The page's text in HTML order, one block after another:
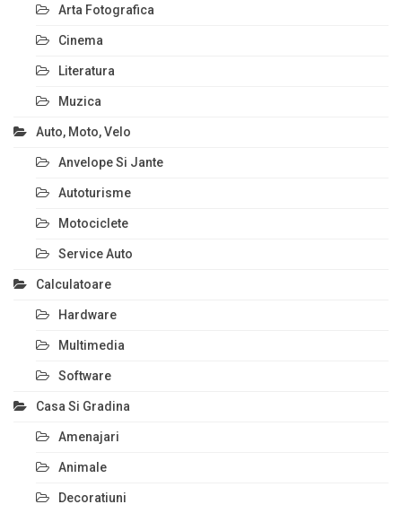
Arta Fotografica
Cinema
Literatura
Muzica
Auto, Moto, Velo
Anvelope Si Jante
Autoturisme
Motociclete
Service Auto
Calculatoare
Hardware
Multimedia
Software
Casa Si Gradina
Amenajari
Animale
Decoratiuni